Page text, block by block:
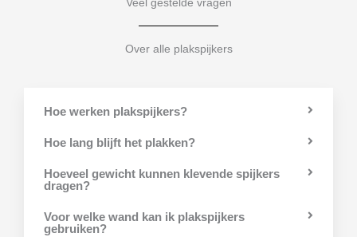
Veel gestelde vragen
Over alle plakspijkers
Hoe werken plakspijkers?
Hoe lang blijft het plakken?
Hoeveel gewicht kunnen klevende spijkers
dragen?
Voor welke wand kan ik plakspijkers
gebruiken?